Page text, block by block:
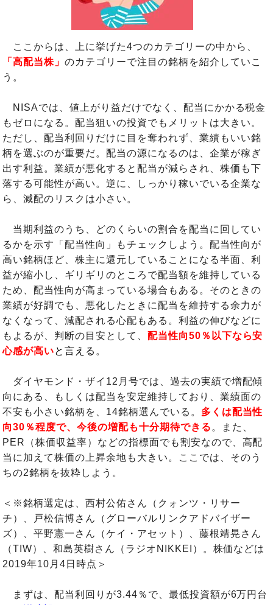
ここからは、上に挙げた4つのカテゴリーの中から、
「高配当株」のカテゴリーで注目の銘柄を紹介していこ
う。
NISAでは、値上がり益だけでなく、配当にかかる税金
もゼロになる。配当狙いの投資でもメリットは大きい。
ただし、配当利回りだけに目を奪われず、業績もいい銘
柄を選ぶのが重要だ。配当の源になるのは、企業が稼ぎ
出す利益。業績が悪化すると配当が減らされ、株価も下
落する可能性が高い。逆に、しっかり稼いでいる企業な
ら、減配のリスクは小さい。
当期利益のうち、どのくらいの割合を配当に回してい
るかを示す「配当性向」もチェックしよう。配当性向が
高い銘柄ほど、株主に還元していることになる半面、利
益が縮小し、ギリギリのところで配当額を維持している
ため、配当性向が高まっている場合もある。そのときの
業績が好調でも、悪化したときに配当を維持する余力が
なくなって、減配される心配もある。利益の伸びなどに
もよるが、判断の目安として、 配当性向50％以下なら安
心感が高いと言える 。
ダイヤモンド・ザイ12月号では、過去の実績で増配傾
向にある、もしくは配当を安定維持しており、業績面の
不安も小さい銘柄を、14銘柄選んでいる。 多くは配当性
向30％程度で、今後の増配も十分期待できる 。また、
PER（株価収益率）などの指標面でも割安なので、高配
当に加えて株価の上昇余地も大きい。ここでは、そのう
ちの2銘柄を抜粋しよう。
＜※銘柄選定は、西村公佑さん（クォンツ・リサー
チ）、戸松信博さん（グローバルリンクアドバイザー
ズ）、平野憲一さん（ケイ・アセット）、藤根靖晃さん
（TIW）、和島英樹さん（ラジオNIKKEI）。株価などは
2019年10月4日時点＞
まずは、配当利回りが3.44％で、最低投資額が6万円台